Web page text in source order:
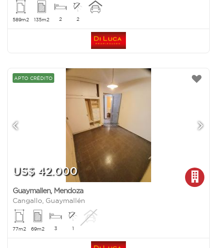
589m2 135m2 2 2
APTO CRÉDITO
US$ 42.000
Guaymallen, Mendoza
Cangallo, Guaymallén
77m2 69m2 3 1